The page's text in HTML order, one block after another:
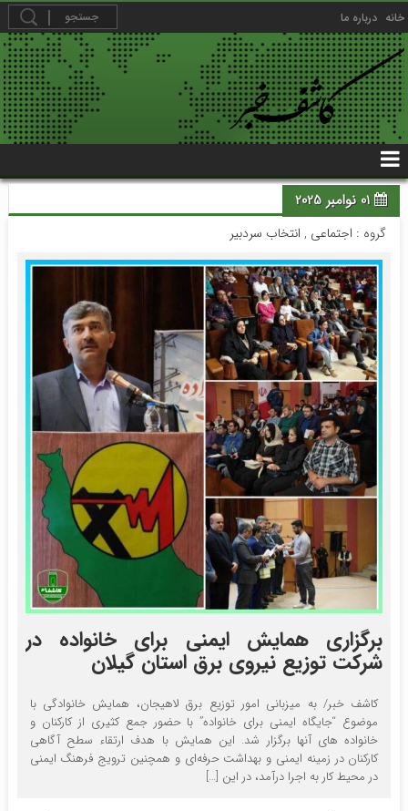
خانه درباره ما
01 نوامبر 2025
گروه : اجتماعی , انتخاب سردبیر
برگزاری همایش ایمنی برای خانواده در
شرکت توزیع نیروی برق استان گیلان
کاشف خبر/ به میزبانی امور توزیع برق لاهیجان، همایش خانوادگی با
موضوع “جایگاه ایمنی برای خانواده” با حضور جمع کثیری از کارکنان و
خانواده های آنها برگزار شد. این همایش با هدف ارتقاء سطح آگاهی
کارکنان در زمینه ایمنی و بهداشت حرفه‌ای و همچنین ترویج فرهنگ ایمنی
در محیط کار به اجرا درآمد، در این […]